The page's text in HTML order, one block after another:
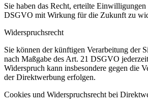
Sie haben das Recht, erteilte
DSGVO mit Wirkung für die Zukunft zu
Widerspruchsrecht
Sie können der künftigen Verarbeitung der
nach Maßgabe des Art. 21 DSGVO
Widerspruch kann insbesondere gegen die
der Direktwerbung erfolgen.
Cookies und Widerspruchsrecht bei